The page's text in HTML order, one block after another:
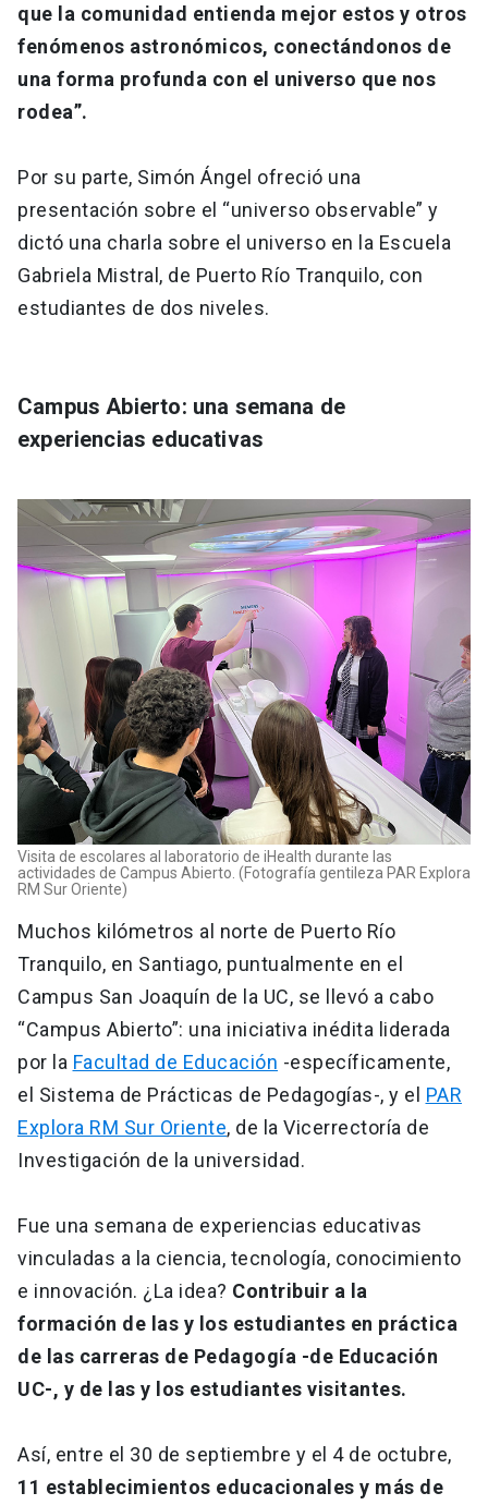
que la comunidad entienda mejor estos y otros
fenómenos astronómicos, conectándonos de
una forma profunda con el universo que nos
rodea”.
Por su parte, Simón Ángel ofreció una
presentación sobre el “universo observable” y
dictó una charla sobre el universo en la Escuela
Gabriela Mistral, de Puerto Río Tranquilo, con
estudiantes de dos niveles.
Campus Abierto: una semana de
experiencias educativas
Visita de escolares al laboratorio de iHealth durante las
actividades de Campus Abierto. (Fotografía gentileza PAR Explora
RM Sur Oriente)
Muchos kilómetros al norte de Puerto Río
Tranquilo, en Santiago, puntualmente en el
Campus San Joaquín de la UC, se llevó a cabo
“Campus Abierto”: una iniciativa inédita liderada
por la Facultad de Educación -específicamente,
el Sistema de Prácticas de Pedagogías-, y el PAR
Explora RM Sur Oriente, de la Vicerrectoría de
Investigación de la universidad.
Fue una semana de experiencias educativas
vinculadas a la ciencia, tecnología, conocimiento
e innovación. ¿La idea? Contribuir a la
formación de las y los estudiantes en práctica
de las carreras de Pedagogía -de Educación
UC-, y de las y los estudiantes visitantes.
Así, entre el 30 de septiembre y el 4 de octubre,
11 establecimientos educacionales y más de